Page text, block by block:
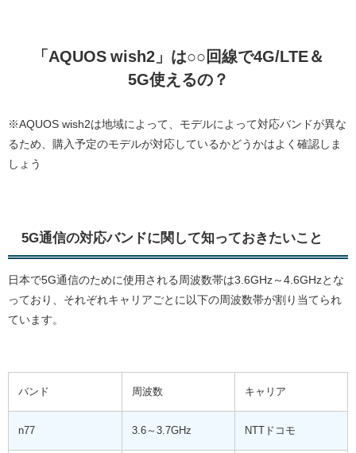
「AQUOS wish2」は○○回線で4G/LTE＆
5G使えるの？
※AQUOS wish2は地域によって、モデルによって対応バンドが異な
るため、購入予定のモデルが対応しているかどうかはよく確認しま
しょう
5G通信の対応バンドに関して知っておきたいこと
日本で5G通信のために使用される周波数帯は3.6GHz～4.6GHzとな
っており、それぞれキャリアごとに以下の周波数帯が割り当てられ
ています。
バンド 周波数 キャリア
n77 3.6～3.7GHz NTTドコモ